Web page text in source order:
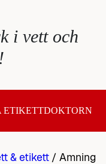
i vett och
ETIKETTDOKTORN
& etikett / Amning